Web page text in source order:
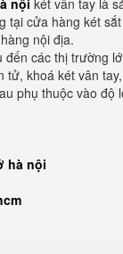
nội két vân tay là
tại cửa hàng két
nội địa.
các thị trường
khoá két vân
phụ thuộc vào độ
hà nội